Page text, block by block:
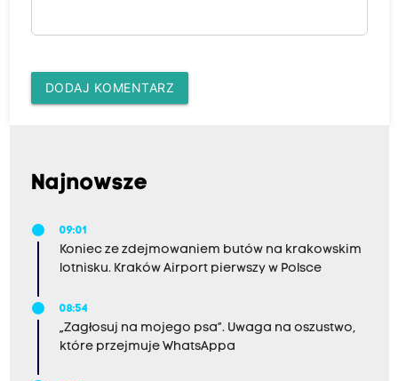
DODAJ KOMENTARZ
Najnowsze
09:01
Koniec ze zdejmowaniem butów na krakowskim
lotnisku. Kraków Airport pierwszy w Polsce
08:54
„Zagłosuj na mojego psa”. Uwaga na oszustwo,
które przejmuje WhatsAppa